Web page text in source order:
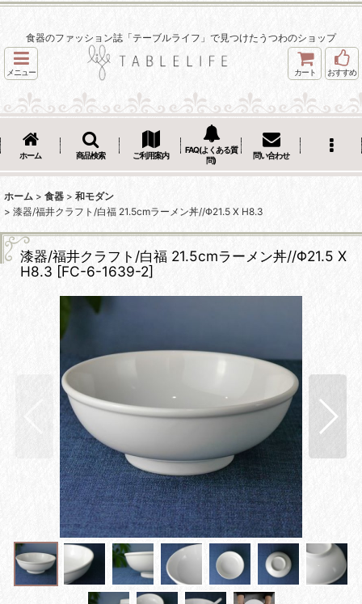
食器のファッション誌「テーブルライフ」で見つけたうつわのショップ
メニュー カート おすすめ
ホーム 商品検索 ご利用案内
FAQ(よくある質
問)
問い合わせ
ホーム > 食器 > 和モダン
> 漆器/福井クラフト/白福 21.5cmラーメン丼//Φ21.5 X H8.3
漆器/福井クラフト/白福 21.5cmラーメン丼//Φ21.5 X
H8.3 [FC-6-1639-2]